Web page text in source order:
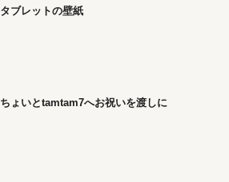
タブレットの壁紙
ちょいとtamtam7へお祝いを渡しに